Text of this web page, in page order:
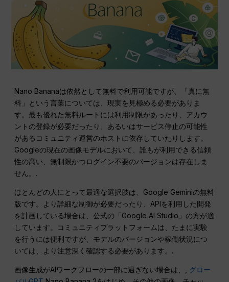
Nano Bananaは依然として無料で利用可能ですが、「真に無
料」という言葉については、現実を見極める必要がありま
す。最も優れた無料ルートには利用制限があったり、アカウ
ントの登録が必要だったり、あるいはサービス停止の可能性
があるコミュニティ運営のホストに依存していたりします。
Googleの現在の画像モデルにおいて、誰もが利用できる信頼
性の高い、無制限かつログイン不要のバージョンは存在しま
せん。.
ほとんどの人にとって最適な選択肢は、Google Geminiの無料
版です。より詳細な制御が必要だったり、APIを利用した開発
を計画している場合は、公式の「Google AI Studio」の方が適
しています。コミュニティプラットフォームは、たまに実験
を行うには便利ですが、モデルのバージョンや稼働状況につ
いては、より注意深く確認する必要があります。.
画像生成がAIワークフローの一部に過ぎない場合は、, グロー